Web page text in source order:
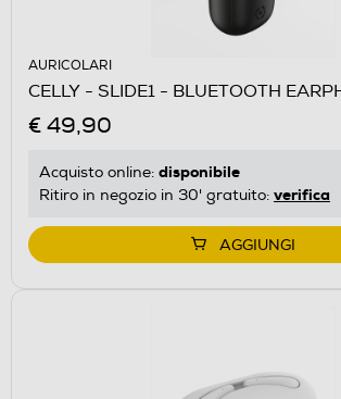
AURICOLARI
CELLY - SLIDE1 - BLUETOOTH
€ 49,90
Acquisto online: disponibile
Ritiro in negozio in 30' gratuito: verifica
AGGIUNGI